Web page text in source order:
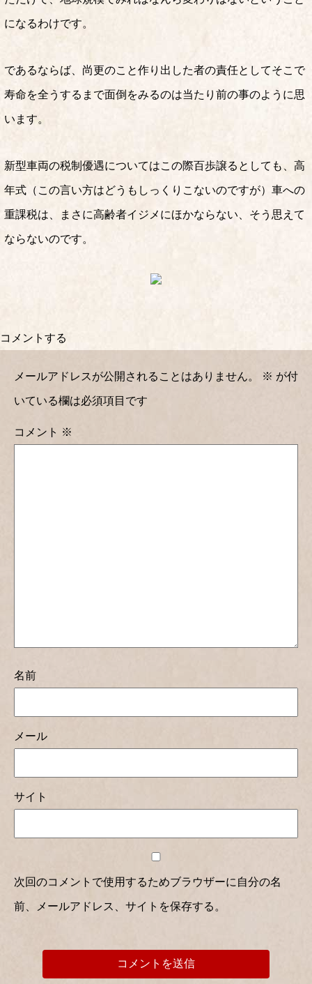
になるわけです。
であるならば、尚更のこと作り出した者の責任としてそこで
寿命を全うするまで面倒をみるのは当たり前の事のように思
います。
新型車両の税制優遇についてはこの際百歩譲るとしても、高
年式（この言い方はどうもしっくりこないのですが）車への
重課税は、まさに高齢者イジメにほかならない、そう思えて
ならないのです。
コメントする
メールアドレスが公開されることはありません。 ※ が付
いている欄は必須項目です
コメント ※
名前
メール
サイト
次回のコメントで使用するためブラウザーに自分の名
前、メールアドレス、サイトを保存する。